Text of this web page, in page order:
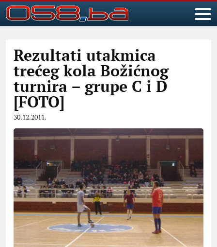
Rezultati utakmica
trećeg kola Božićnog
turnira – grupe C i D
[FOTO]
30.12.2011.